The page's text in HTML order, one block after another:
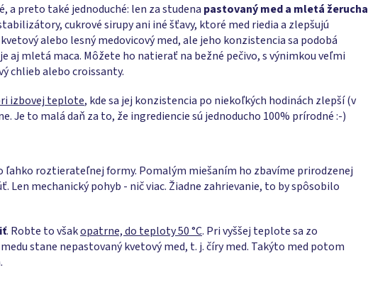
a preto také jednoduché: len za studena pastovanýmed a mletá žerucha
cukrové sirupy ani iné šťavy, ktoré med riedia a zlepšujú
alebo lesný medovicový med, ale jeho konzistencia sa podobá
aj mletá maca. Môžete ho natierať na bežné pečivo, s výnimkou veľmi
chlieb alebo croissanty.
izbovej teplote, kde sa jej konzistencia po niekoľkých hodinách zlepší (v
Je to malá daň za to, že ingrediencie sú jednoducho 100% prírodné :-)
ľahko roztierateľnej formy. Pomalým miešaním ho zbavíme prirodzenej
mechanický pohyb - nič viac. Žiadne zahrievanie, to by spôsobilo
. Robte to všakopatrne, do teploty 50 °C. Pri vyššej teplote sa zo
stane nepastovaný kvetový med, t. j. číry med. Takýto med potom